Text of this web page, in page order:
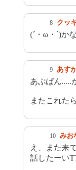
8 クッ
(´・ω・`)か
9 あす
あぶぱん.....
またこれた
10 みお
え、また来て
話したーい